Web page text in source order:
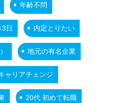
年齢不問
3日 内定とりたい
地元の有名企業
ャリアチェンジ
20代 初めて転職